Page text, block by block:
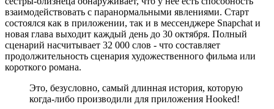
взаимодействовать с паранормальными явлениями. Старт
состоялся как в приложении, так и в мессенджере Snapchat и
новая глава выходит каждый день до 30 октября. Полный
сценарий насчитывает 32 000 слов - что составляет
продолжительность сценария художественного фильма или
короткого романа.
Это, безусловно, самый длинная история, которую
когда-либо производили для приложения Hooked!